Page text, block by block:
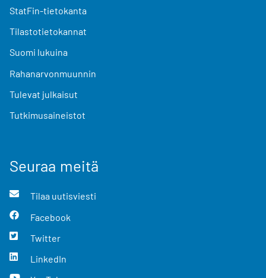
StatFin-tietokanta
Tilastotietokannat
Suomi lukuina
Rahanarvonmuunnin
Tulevat julkaisut
Tutkimusaineistot
Seuraa meitä
Tilaa uutisviesti
Facebook
Twitter
LinkedIn